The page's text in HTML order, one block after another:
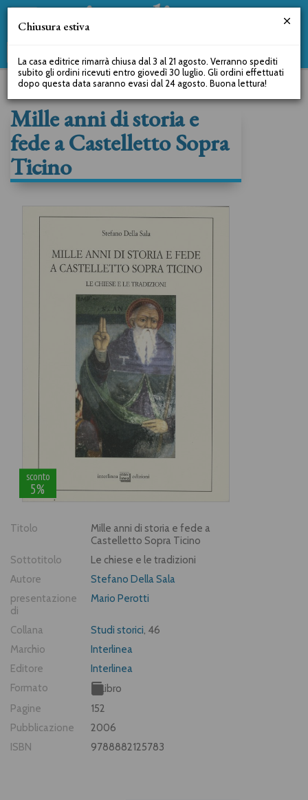
Mille anni di storia e
fede a Castelletto Sopra
Ticino
sconto
5%
Titolo
Mille anni di storia e fede a
Castelletto Sopra Ticino
Sottotitolo
Le chiese e le tradizioni
Autore
Stefano Della Sala
presentazione
di
Mario Perotti
Collana Studi storici , 46
Marchio
Interlinea
Editore
Interlinea
Formato
Libro
Pagine
152
Pubblicazione
2006
ISBN
9788882125783
Chiusura estiva
La casa editrice rimarrà chiusa dal 3 al 21 agosto. Verranno spediti
subito gli ordini ricevuti entro giovedì 30 luglio. Gli ordini effettuati
dopo questa data saranno evasi dal 24 agosto. Buona lettura!